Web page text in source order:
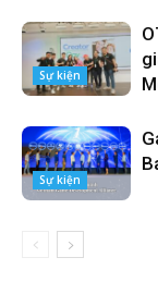
Sự kiện
Sự kiện